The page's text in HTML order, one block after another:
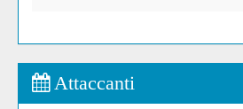
Attaccanti